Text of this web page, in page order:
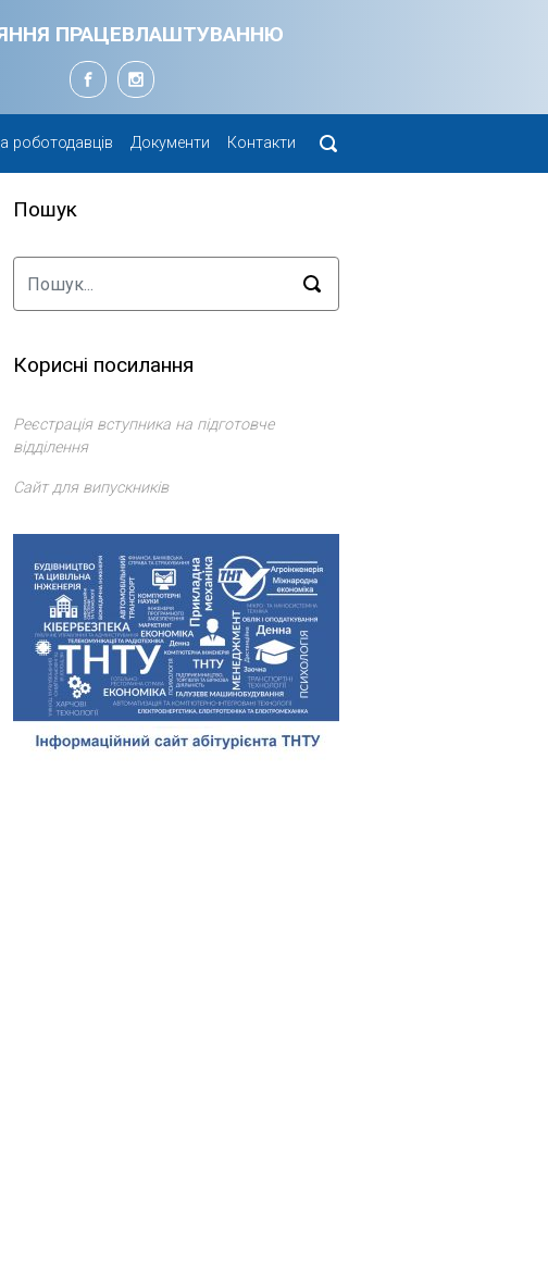
ПРАЦЕВЛАШТУВАННЮ
роботодавців Документи Контакти
Пошук
Корисні посилання
Реєстрація вступника на підготовче
відділення
Сайт для випускників